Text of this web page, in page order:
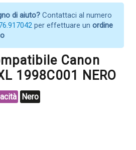
di aiuto? Contattaci al numero
per effettuare un ordine
Canon
1998C001 NERO
Nero